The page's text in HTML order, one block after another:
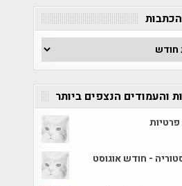
והעמודים הנצפים ביותר
פרטיות
- חודש אוגוסט